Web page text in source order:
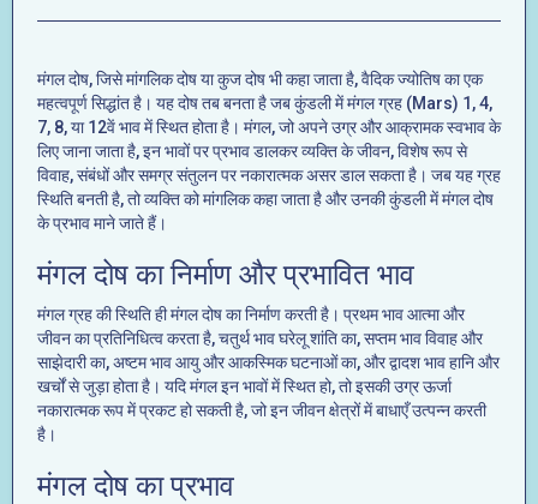
मंगल दोष, जिसे मांगलिक दोष या कुज दोष भी कहा जाता है, वैदिक ज्योतिष का एक
महत्वपूर्ण सिद्धांत है। यह दोष तब बनता है जब कुंडली में मंगल ग्रह (Mars) 1, 4,
7, 8, या 12वें भाव में स्थित होता है। मंगल, जो अपने उग्र और आक्रामक स्वभाव के
लिए जाना जाता है, इन भावों पर प्रभाव डालकर व्यक्ति के जीवन, विशेष रूप से
विवाह, संबंधों और समग्र संतुलन पर नकारात्मक असर डाल सकता है। जब यह ग्रह
स्थिति बनती है, तो व्यक्ति को मांगलिक कहा जाता है और उनकी कुंडली में मंगल दोष
के प्रभाव माने जाते हैं।
मंगल दोष का निर्माण और प्रभावित भाव
मंगल ग्रह की स्थिति ही मंगल दोष का निर्माण करती है। प्रथम भाव आत्मा और
जीवन का प्रतिनिधित्व करता है, चतुर्थ भाव घरेलू शांति का, सप्तम भाव विवाह और
साझेदारी का, अष्टम भाव आयु और आकस्मिक घटनाओं का, और द्वादश भाव हानि और
खर्चों से जुड़ा होता है। यदि मंगल इन भावों में स्थित हो, तो इसकी उग्र ऊर्जा
नकारात्मक रूप में प्रकट हो सकती है, जो इन जीवन क्षेत्रों में बाधाएँ उत्पन्न करती
है।
मंगल दोष का प्रभाव